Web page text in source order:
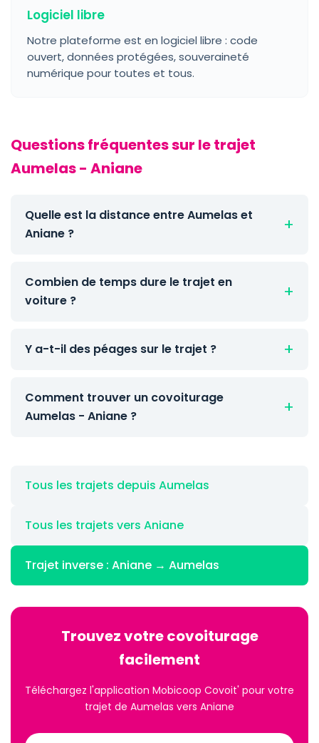
Logiciel libre
Notre plateforme est en logiciel libre : code
ouvert, données protégées, souveraineté
numérique pour toutes et tous.
Questions fréquentes sur le trajet
Aumelas - Aniane
Quelle est la distance entre Aumelas et
Aniane ?
Combien de temps dure le trajet en
voiture ?
Y a-t-il des péages sur le trajet ?
Comment trouver un covoiturage
Aumelas - Aniane ?
Tous les trajets depuis Aumelas
Tous les trajets vers Aniane
Trajet inverse : Aniane → Aumelas
Trouvez votre covoiturage
facilement
Téléchargez l'application Mobicoop Covoit' pour votre
trajet de Aumelas vers Aniane